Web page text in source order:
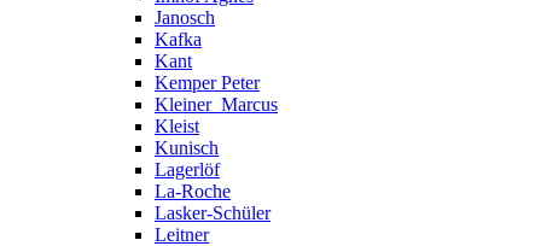
Janosch
Kafka
Kant
Kemper Peter
Kleiner_Marcus
Kleist
Kunisch
Lagerlöf
La-Roche
Lasker-Schüler
Leitner